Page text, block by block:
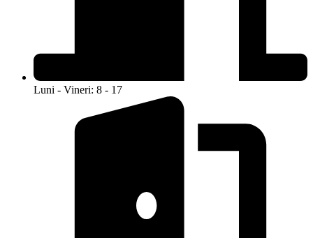
Luni - Vineri: 8 - 17